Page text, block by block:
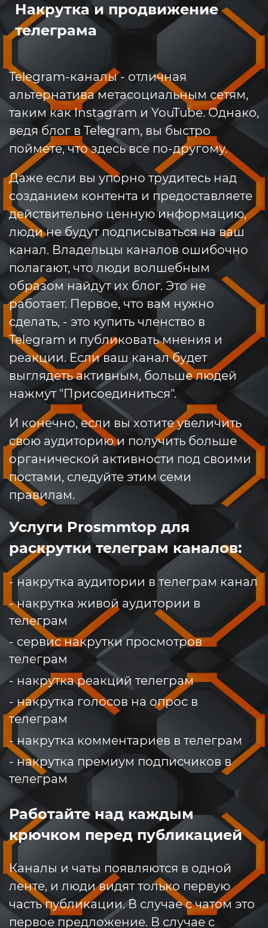
Накрутка и продвижение
телеграма
Telegram-каналы - отличная
альтернатива метасоциальным сетям,
таким как Instagram и YouTube. Однако,
ведя блог в Telegram, вы быстро
поймете, что здесь все по-другому.
Даже если вы упорно трудитесь над
созданием контента и предоставляете
действительно ценную информацию,
люди не будут подписываться на ваш
канал. Владельцы каналов ошибочно
полагают, что люди волшебным
образом найдут их блог. Это не
работает. Первое, что вам нужно
сделать, - это купить членство в
Telegram и публиковать мнения и
реакции. Если ваш канал будет
выглядеть активным, больше людей
нажмут "Присоединиться".
И конечно, если вы хотите увеличить
свою аудиторию и получить больше
органической активности под своими
постами, следуйте этим семи
правилам.
Услуги Prosmmtop для
раскрутки телеграм каналов:
- накрутка аудитории в телеграм канал
- накрутка живой аудитории в
телеграм
- сервис накрутки просмотров
телеграм
- накрутка реакций телеграм
- накрутка голосов на опрос в
телеграм
- накрутка комментариев в телеграм
- накрутка премиум подписчиков в
телеграм
Работайте над каждым
крючком перед публикацией
Каналы и чаты появляются в одной
ленте, и люди видят только первую
часть публикации. В случае с чатом это
первое предложение. В случае с